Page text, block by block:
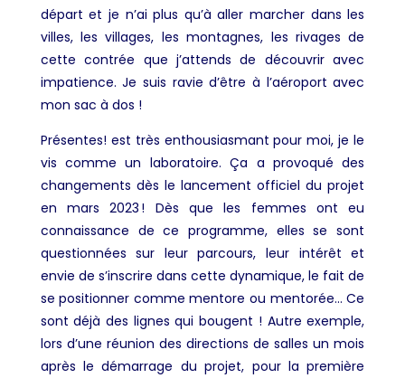
départ et je n’ai plus qu’à aller marcher dans les
villes, les villages, les montagnes, les rivages de
cette contrée que j’attends de découvrir avec
impatience. Je suis ravie d’être à l’aéroport avec
mon sac à dos !
Présentes! est très enthousiasmant pour moi, je le
vis comme un laboratoire. Ça a provoqué des
changements dès le lancement officiel du projet
en mars 2023 ! Dès que les femmes ont eu
connaissance de ce programme, elles se sont
questionnées sur leur parcours, leur intérêt et
envie de s’inscrire dans cette dynamique, le fait de
se positionner comme mentore ou mentorée… Ce
sont déjà des lignes qui bougent ! Autre exemple,
lors d’une réunion des directions de salles un mois
après le démarrage du projet, pour la première